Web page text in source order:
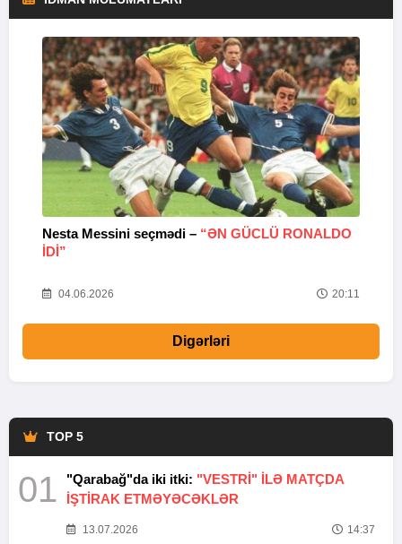
Nesta Messini seçmədi – “ƏN GÜCLÜ RONALDO
IDI”
04.06.2026 20:11
Digərləri
TOP 5
01 "Qarabağ"da iki itki: "VESTRİ" İLƏ MATÇDA
İŞTİRAK ETMƏYƏCƏKLƏR
13.07.2026 14:37